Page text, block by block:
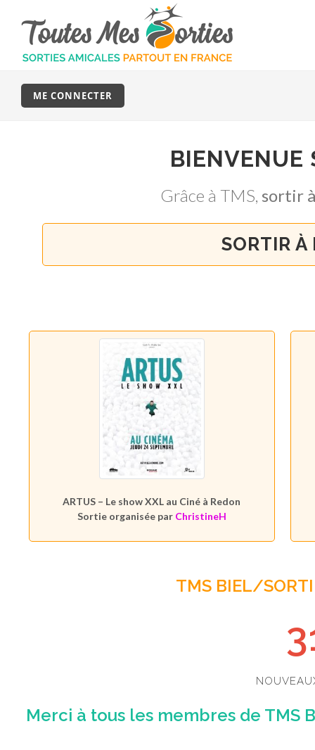
ME CONNECTER
BIENVENUE
Grâce à TMS, sortir
SORTIR
ARTUS – Le show XXL au Ciné à Redon
Sortie organisée par ChristineH
TMS BIEL/
Merci à tous les membres de TMS